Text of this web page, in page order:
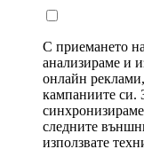
С приемането
анализираме и
онлайн
кампаниите си.
следните
използвате